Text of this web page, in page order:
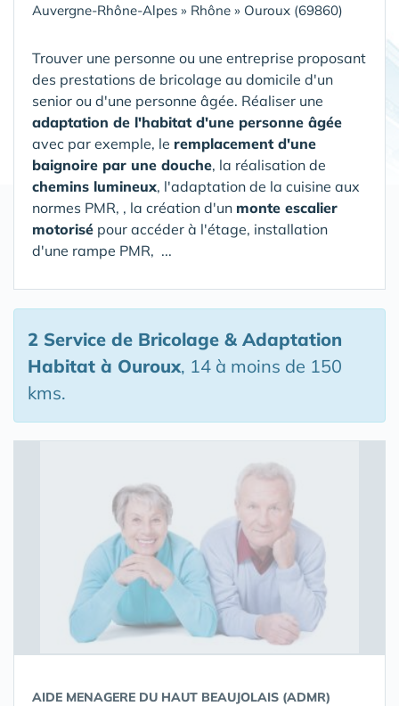
Auvergne-Rhône-Alpes » Rhône » Ouroux (69860)
Trouver une personne ou une entreprise proposant
des prestations de bricolage au domicile d'un
senior ou d'une personne âgée. Réaliser une
adaptation de l'habitat d'une personne âgée
avec par exemple, le remplacement d'une
baignoire par une douche, la réalisation de
chemins lumineux, l'adaptation de la cuisine aux
normes PMR, , la création d'un monte escalier
motorisé pour accéder à l'étage, installation
d'une rampe PMR, ...
2 Service de Bricolage & Adaptation
Habitat à Ouroux, 14 à moins de 150
kms.
AIDE MENAGERE DU HAUT BEAUJOLAIS (ADMR)